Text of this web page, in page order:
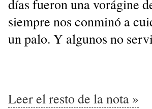
días fueron una vorágine
siempre nos conminó a
un palo. Y algunos no
Leer el resto de la nota »